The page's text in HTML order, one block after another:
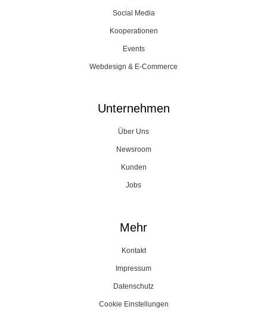
Social Media
Kooperationen
Events
Webdesign & E-Commerce
Unternehmen
Über Uns
Newsroom
Kunden
Jobs
Mehr
Kontakt
Impressum
Datenschutz
Cookie Einstellungen